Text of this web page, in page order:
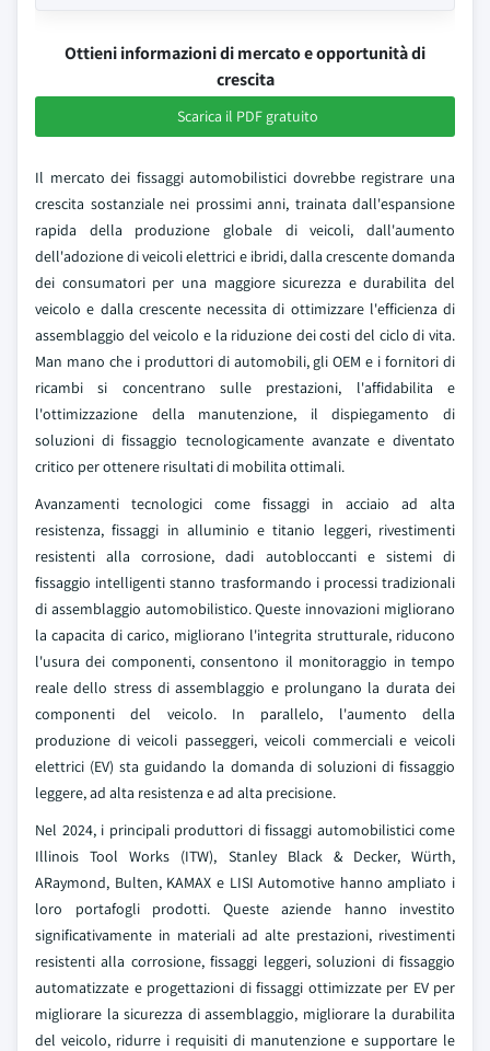
Ottieni informazioni di mercato e opportunità di
crescita
Scarica il PDF gratuito
Il mercato dei fissaggi automobilistici dovrebbe registrare una
crescita sostanziale nei prossimi anni, trainata dall'espansione
rapida della produzione globale di veicoli, dall'aumento
dell'adozione di veicoli elettrici e ibridi, dalla crescente domanda
dei consumatori per una maggiore sicurezza e durabilita del
veicolo e dalla crescente necessita di ottimizzare l'efficienza di
assemblaggio del veicolo e la riduzione dei costi del ciclo di vita.
Man mano che i produttori di automobili, gli OEM e i fornitori di
ricambi si concentrano sulle prestazioni, l'affidabilita e
l'ottimizzazione della manutenzione, il dispiegamento di
soluzioni di fissaggio tecnologicamente avanzate e diventato
critico per ottenere risultati di mobilita ottimali.
Avanzamenti tecnologici come fissaggi in acciaio ad alta
resistenza, fissaggi in alluminio e titanio leggeri, rivestimenti
resistenti alla corrosione, dadi autobloccanti e sistemi di
fissaggio intelligenti stanno trasformando i processi tradizionali
di assemblaggio automobilistico. Queste innovazioni migliorano
la capacita di carico, migliorano l'integrita strutturale, riducono
l'usura dei componenti, consentono il monitoraggio in tempo
reale dello stress di assemblaggio e prolungano la durata dei
componenti del veicolo. In parallelo, l'aumento della
produzione di veicoli passeggeri, veicoli commerciali e veicoli
elettrici (EV) sta guidando la domanda di soluzioni di fissaggio
leggere, ad alta resistenza e ad alta precisione.
Nel 2024, i principali produttori di fissaggi automobilistici come
Illinois Tool Works (ITW), Stanley Black & Decker, Würth,
ARaymond, Bulten, KAMAX e LISI Automotive hanno ampliato i
loro portafogli prodotti. Queste aziende hanno investito
significativamente in materiali ad alte prestazioni, rivestimenti
resistenti alla corrosione, fissaggi leggeri, soluzioni di fissaggio
automatizzate e progettazioni di fissaggi ottimizzate per EV per
migliorare la sicurezza di assemblaggio, migliorare la durabilita
del veicolo, ridurre i requisiti di manutenzione e supportare le